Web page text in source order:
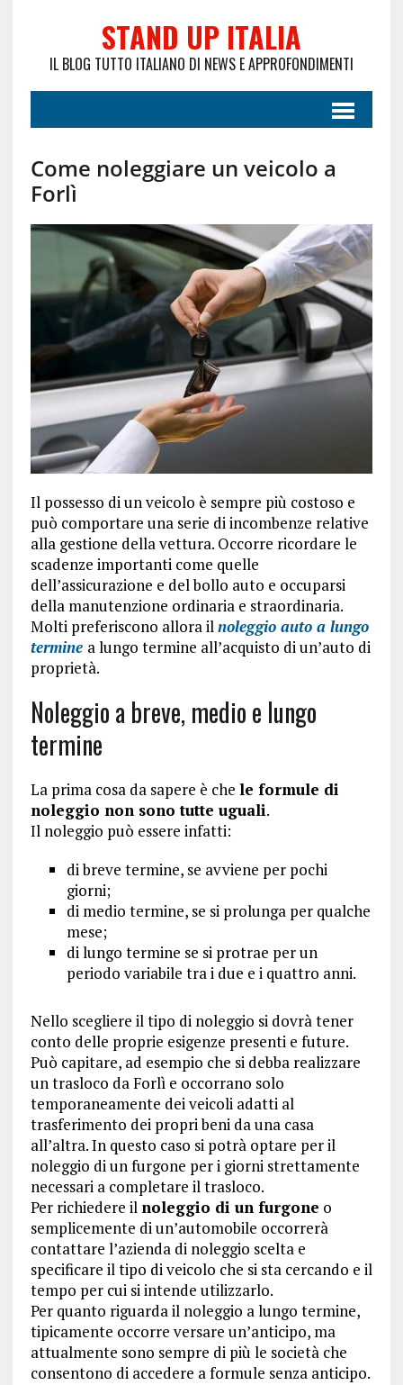
STAND UP ITALIA
IL BLOG TUTTO ITALIANO DI NEWS E APPROFONDIMENTI
Come noleggiare un veicolo a
Forlì
Il possesso di un veicolo è sempre più costoso e
può comportare una serie di incombenze relative
alla gestione della vettura. Occorre ricordare le
scadenze importanti come quelle
dell’assicurazione e del bollo auto e occuparsi
della manutenzione ordinaria e straordinaria.
Molti preferiscono allora ilnoleggio auto a lungo
termine a lungo termine all’acquisto di un’auto di
proprietà.
Noleggio a breve, medio e lungo
termine
La prima cosa da sapere è che le formule di
noleggio non sono tutte uguali.
Il noleggio può essere infatti:
di breve termine, se avviene per pochi
giorni;
di medio termine, se si prolunga per qualche
mese;
di lungo termine se si protrae per un
periodo variabile tra i due e i quattro anni.
Nello scegliere il tipo di noleggio si dovrà tener
conto delle proprie esigenze presenti e future.
Può capitare, ad esempio che si debba realizzare
un trasloco da Forlì e occorrano solo
temporaneamente dei veicoli adatti al
trasferimento dei propri beni da una casa
all’altra. In questo caso si potrà optare per il
noleggio di un furgone per i giorni strettamente
necessari a completare il trasloco.
Per richiedere il noleggio di un furgone o
semplicemente di un’automobile occorrerà
contattare l’azienda di noleggio scelta e
specificare il tipo di veicolo che si sta cercando e il
tempo per cui si intende utilizzarlo.
Per quanto riguarda il noleggio a lungo termine,
tipicamente occorre versare un’anticipo, ma
attualmente sono sempre di più le società che
consentono di accedere a formule senza anticipo.